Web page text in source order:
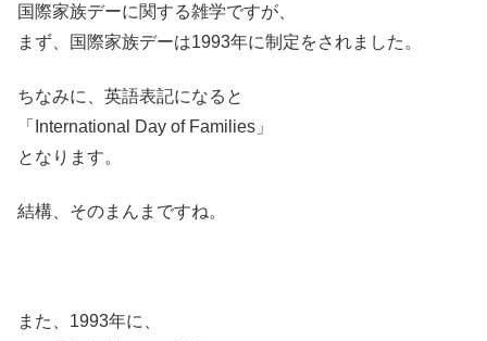
国際家族デーに関する雑学ですが、
まず、国際家族デーは1993年に制定をされました。
ちなみに、英語表記になると
「International Day of Families」
となります。
結構、そのまんまですね。
また、1993年に、